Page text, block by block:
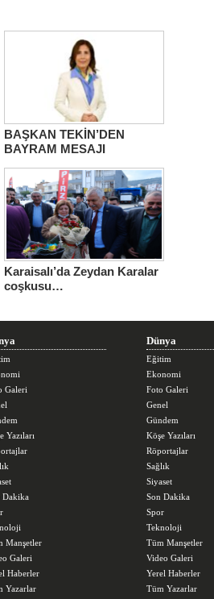
BAŞKAN TEKİN’DEN
BAYRAM MESAJI
Karaisalı’da Zeydan Karalar
coşkusu…
Galeri
Yazıları
Dakika
Manşetler
Galeri
Haberler
Yazarlar
Dünya
Eğitim
Ekonomi
Foto Galeri
Genel
Gündem
Köşe Yazıları
Röportajlar
Sağlık
Siyaset
Son Dakika
Spor
Teknoloji
Tüm Manşetler
Video Galeri
Yerel Haberler
Tüm Yazarlar